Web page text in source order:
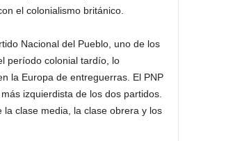
el colonialismo británico.
Nacional del Pueblo, uno de los
período colonial tardío, lo
la Europa de entreguerras. El PNP
izquierdista de los dos partidos.
clase media, la clase obrera y los